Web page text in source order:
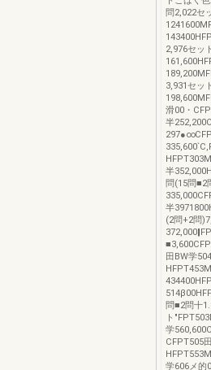
問2,022セ
2,976セッ
3,931セッ
滑00・
半
半
問(15問■2
半
(2問+2問
田BW学
問■2問十
ト
学
CFPT505
学606メ的